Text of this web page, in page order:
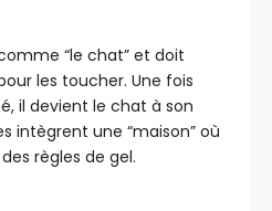
“le chat” et doit
les toucher. Une fois
il devient le chat à son
intègrent une “maison” où
règles de gel.